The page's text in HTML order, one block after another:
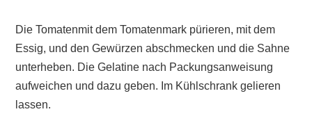
Die Tomatenmit dem Tomatenmark pürieren, mit dem
Essig, und den Gewürzen abschmecken und die Sahne
unterheben. Die Gelatine nach Packungsanweisung
aufweichen und dazu geben. Im Kühlschrank gelieren
lassen.